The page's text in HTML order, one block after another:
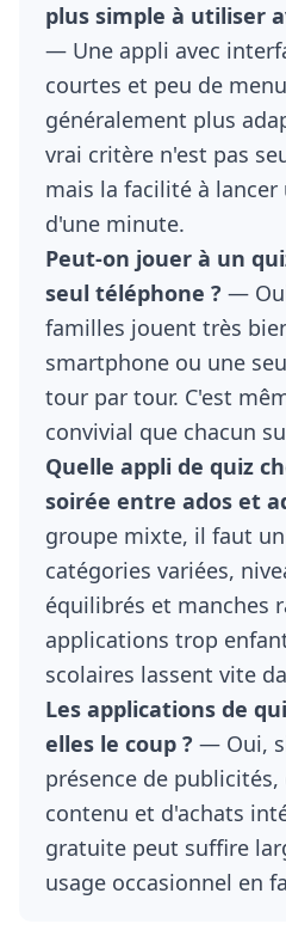
plus simple à utiliser
— Une appli avec
courtes et peu de
généralement plus
vrai critère n'est pas
mais la facilité à
d'une minute.
Peut-on jouer à un
seul téléphone ? —
familles jouent très
smartphone ou une
tour par tour. C'est
convivial que chacun
Quelle appli de quiz
soirée entre ados et
groupe mixte, il faut
catégories variées,
équilibrés et manches
applications trop
scolaires lassent vite
Les applications de
elles le coup ? — Oui,
présence de
contenu et d'achats
gratuite peut suffire
usage occasionnel en